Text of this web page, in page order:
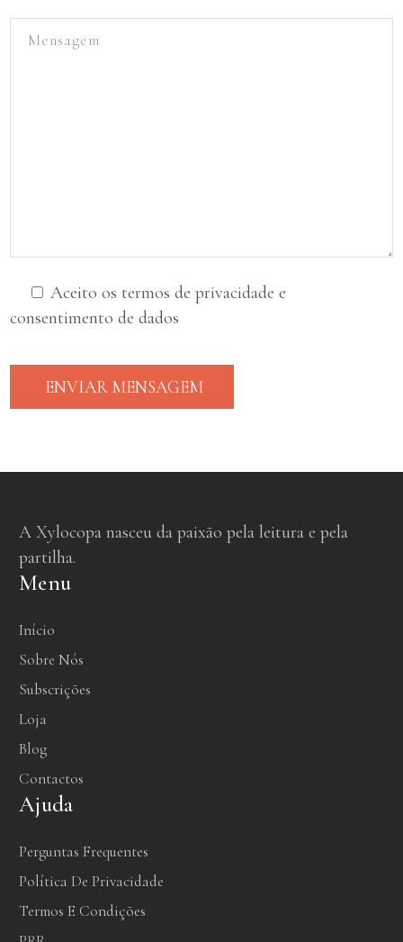
Aceito os termos de privacidade e
consentimento de dados
ENVIAR MENSAGEM
A Xylocopa nasceu da paixão pela leitura e pela
partilha.
Menu
Início
Sobre Nós
Subscrições
Loja
Blog
Contactos
Ajuda
Perguntas Frequentes
Política De Privacidade
Termos E Condições